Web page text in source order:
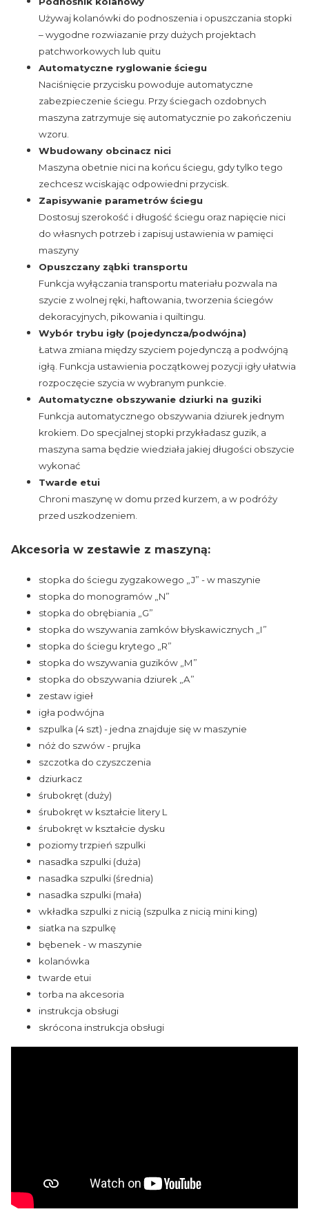
Używaj kolanówki do podnoszenia i opuszczania stopki
– wygodne rozwiazanie przy dużych projektach
patchworkowych lub quitu
Automatyczne ryglowanie ściegu
Naciśnięcie przycisku powoduje automatyczne
zabezpieczenie ściegu. Przy ściegach ozdobnych
maszyna zatrzymuje się automatycznie po zakończeniu
wzoru.
Wbudowany obcinacz nici
Maszyna obetnie nici na końcu ściegu, gdy tylko tego
zechcesz wciskając odpowiedni przycisk.
Zapisywanie parametrów ściegu
Dostosuj szerokość i długość ściegu oraz napięcie nici
do własnych potrzeb i zapisuj ustawienia w pamięci
maszyny
Opuszczany ząbki transportu
Funkcja wyłączania transportu materiału pozwala na
szycie z wolnej ręki, haftowania, tworzenia ściegów
dekoracyjnych, pikowania i quiltingu.
Wybór trybu igły (pojedyncza/podwójna)
Łatwa zmiana między szyciem pojedynczą a podwójną
igłą. Funkcja ustawienia początkowej pozycji igły ułatwia
rozpoczęcie szycia w wybranym punkcie.
Automatyczne obszywanie dziurki na guziki
Funkcja automatycznego obszywania dziurek jednym
krokiem. Do specjalnej stopki przykładasz guzik, a
maszyna sama będzie wiedziała jakiej długości obszycie
wykonać
Twarde etui
Chroni maszynę w domu przed kurzem, a w podróży
przed uszkodzeniem.
Akcesoria w zestawie z maszyną:
stopka do ściegu zygzakowego „J” - w maszynie
stopka do monogramów „N”
stopka do obrębiania „G”
stopka do wszywania zamków błyskawicznych „I”
stopka do ściegu krytego „R”
stopka do wszywania guzików „M”
stopka do obszywania dziurek „A”
zestaw igieł
igła podwójna
szpulka (4 szt) - jedna znajduje się w maszynie
nóż do szwów - prujka
szczotka do czyszczenia
dziurkacz
śrubokręt (duży)
śrubokręt w kształcie litery L
śrubokręt w kształcie dysku
poziomy trzpień szpulki
nasadka szpulki (duża)
nasadka szpulki (średnia)
nasadka szpulki (mała)
wkładka szpulki z nicią (szpulka z nicią mini king)
siatka na szpulkę
bębenek - w maszynie
kolanówka
twarde etui
torba na akcesoria
instrukcja obsługi
skrócona instrukcja obsługi